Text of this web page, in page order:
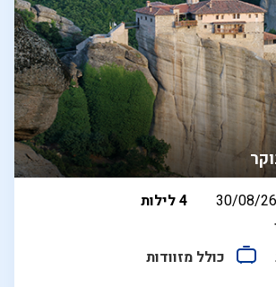
בין
30/08/26
4 לילות
כולל מזוודות